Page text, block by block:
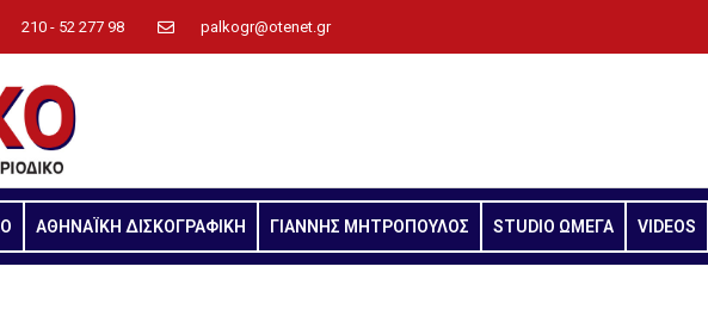
210 - 52 277 98 palkogr@otenet.gr
ΑΘΗΝΑΪΚΗ ΔΙΣΚΟΓΡΑΦΙΚΗ ΓΙΑΝΝΗΣ ΜΗΤΡΟΠΟΥΛΟΣ STUDIO ΩΜΕΓΑ VIDEOS